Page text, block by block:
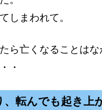
しまわれて。
ら亡くなることはな
・
、転んでも起き上